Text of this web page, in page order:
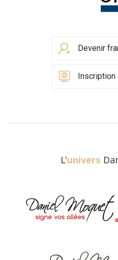
Devenir
Inscription
L'univers